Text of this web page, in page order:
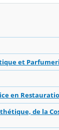
et
en
de la